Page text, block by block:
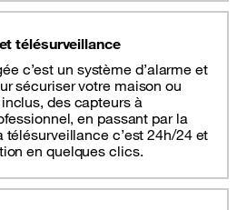
télésurveillance
c’est un système d’alarme et
sécuriser votre maison ou
des capteurs à
en passant par la
télésurveillance c’est 24h/24 et
en quelques clics.